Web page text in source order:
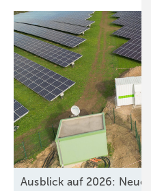
Ausblick auf 2026: Neue